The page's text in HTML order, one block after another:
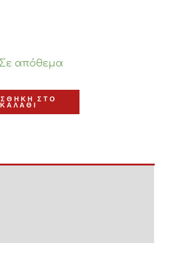
Σε απόθεμα
ΣΤΟ
ΚΑΛΆΘΙ